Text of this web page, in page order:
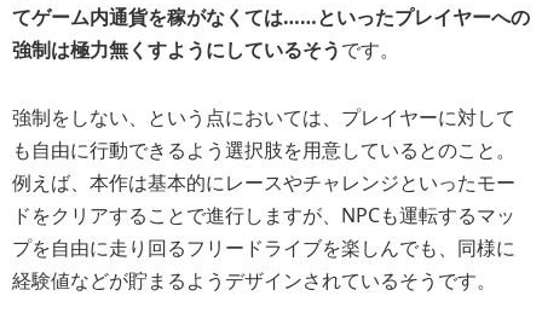
てゲーム内通貨を稼がなくては……といったプレイヤーへの
強制は極力無くすようにしているそうです。
強制をしない、という点においては、プレイヤーに対して
も自由に行動できるよう選択肢を用意しているとのこと。
例えば、本作は基本的にレースやチャレンジといったモー
ドをクリアすることで進行しますが、NPCも運転するマッ
プを自由に走り回るフリードライブを楽しんでも、同様に
経験値などが貯まるようデザインされているそうです。